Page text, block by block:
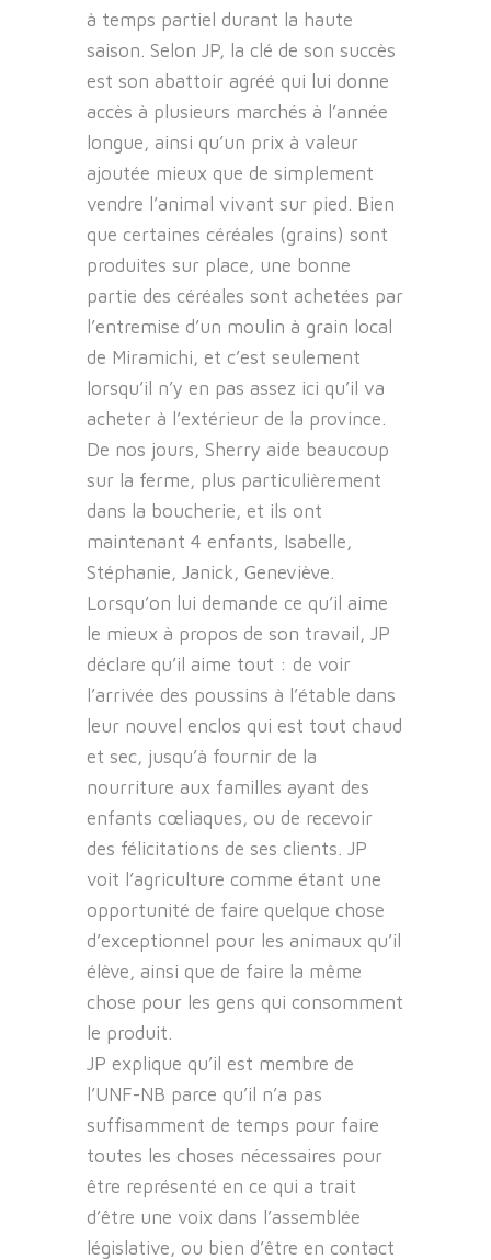
à temps partiel durant la haute
saison. Selon JP, la clé de son succès
est son abattoir agréé qui lui donne
accès à plusieurs marchés à l’année
longue, ainsi qu’un prix à valeur
ajoutée mieux que de simplement
vendre l’animal vivant sur pied. Bien
que certaines céréales (grains) sont
produites sur place, une bonne
partie des céréales sont achetées par
l’entremise d’un moulin à grain local
de Miramichi, et c’est seulement
lorsqu’il n’y en pas assez ici qu’il va
acheter à l’extérieur de la province.
De nos jours, Sherry aide beaucoup
sur la ferme, plus particulièrement
dans la boucherie, et ils ont
maintenant 4 enfants, Isabelle,
Stéphanie, Janick, Geneviève.
Lorsqu’on lui demande ce qu’il aime
le mieux à propos de son travail, JP
déclare qu’il aime tout : de voir
l’arrivée des poussins à l’étable dans
leur nouvel enclos qui est tout chaud
et sec, jusqu’à fournir de la
nourriture aux familles ayant des
enfants cœliaques, ou de recevoir
des félicitations de ses clients. JP
voit l’agriculture comme étant une
opportunité de faire quelque chose
d’exceptionnel pour les animaux qu’il
élève, ainsi que de faire la même
chose pour les gens qui consomment
le produit.
JP explique qu’il est membre de
l’UNF-NB parce qu’il n’a pas
suffisamment de temps pour faire
toutes les choses nécessaires pour
être représenté en ce qui a trait
d’être une voix dans l’assemblée
législative, ou bien d’être en contact